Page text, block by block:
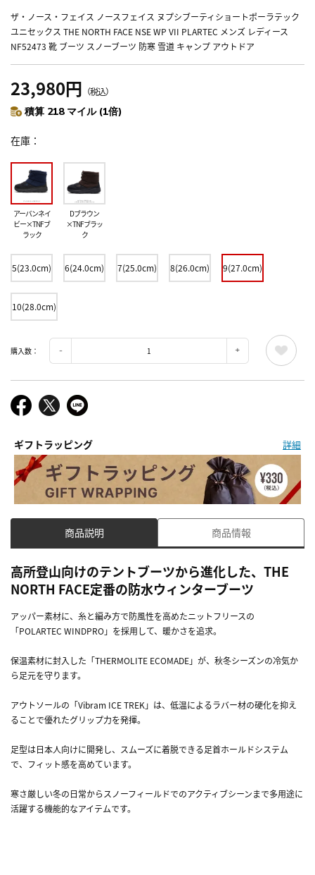
ザ・ノース・フェイス ノースフェイス ヌプシブーティショートポーラテック
ユニセックス THE NORTH FACE NSE WP VII PLARTEC メンズ レディース
NF52473 靴 ブーツ スノーブーツ 防寒 雪道 キャンプ アウトドア
23,980円 （税込）
積算 218 マイル (1倍)
在庫
アーバンネイ
ビー×TNFブ
ラック
Dブラウン
×TNFブラッ
ク
5(23.0cm) 6(24.0cm) 7(25.0cm) 8(26.0cm) 9(27.0cm)
10(28.0cm)
購入数：
ギフトラッピング 詳細
商品説明 商品情報
高所登山向けのテントブーツから進化した、THE
NORTH FACE定番の防水ウィンターブーツ
アッパー素材に、糸と編み方で防風性を高めたニットフリースの
「POLARTEC WINDPRO」を採用して、暖かさを追求。
保温素材に封入した「THERMOLITE ECOMADE」が、秋冬シーズンの冷気か
ら足元を守ります。
アウトソールの「Vibram ICE TREK」は、低温によるラバー材の硬化を抑え
ることで優れたグリップ力を発揮。
足型は日本人向けに開発し、スムーズに着脱できる足首ホールドシステム
で、フィット感を高めています。
寒さ厳しい冬の日常からスノーフィールドでのアクティブシーンまで多用途に
活躍する機能的なアイテムです。